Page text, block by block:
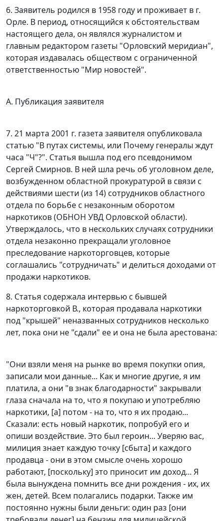
6. Заявитель родился в 1958 году и проживает в г.
Орле. В период, относящийся к обстоятельствам
настоящего дела, он являлся журналистом и
главным редактором газеты "Орловский меридиан",
которая издавалась обществом с ограниченной
ответственностью "Мир новостей".
A. Публикация заявителя
7. 21 марта 2001 г. газета заявителя опубликовала
статью "В путах системы, или Почему генералы ждут
часа "Ч"?". Статья вышла под его псевдонимом
Сергей Смирнов. В ней шла речь об уголовном деле,
возбужденном областной прокуратурой в связи с
действиями шести (из 14) сотрудников областного
отдела по борьбе с незаконным оборотом
наркотиков (ОБНОН УВД Орловской области).
Утверждалось, что в нескольких случаях сотрудники
отдела незаконно прекращали уголовное
преследование наркоторговцев, которые
соглашались "сотрудничать" и делиться доходами от
продажи наркотиков.
8. Статья содержала интервью с бывшей
наркоторговкой В., которая продавала наркотики
под "крышей" неназванных сотрудников несколько
лет, пока они не "сдали" ее и она не была арестована:
"Они взяли меня на рынке во время покупки опия,
записали мои данные... Как и многие другие, я им
платила, а они "в знак благодарности" закрывали
глаза сначала на то, что я покупаю и употребляю
наркотики, [а] потом - на то, что я их продаю...
Сказали: есть новый наркотик, попробуй его и
опиши воздействие. Это был героин... Уверяю вас,
милиция знает каждую точку [сбыта] и каждого
продавца - они в этом смысле очень хорошо
работают, [поскольку] это приносит им доход... Я
была вынуждена помнить все дни рождения - их, их
жен, детей. Всем полагались подарки. Также им
постоянно нужны были деньги: один раз [они